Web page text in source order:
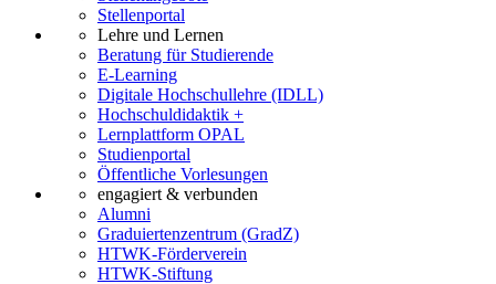
Stellenportal
Lehre und Lernen
Beratung für Studierende
E-Learning
Digitale Hochschullehre (IDLL)
Hochschuldidaktik +
Lernplattform OPAL
Studienportal
Öffentliche Vorlesungen
engagiert & verbunden
Alumni
Graduiertenzentrum (GradZ)
HTWK-Förderverein
HTWK-Stiftung